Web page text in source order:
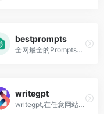
bestprompts
全网最全的Prompts网站,提供精选最好的Prompts,能够适配GPT3.5、GPT4、通义千问、文心一言、讯飞星火等大模型。
writegpt
writegpt,在任意网站使用chatgpt prompt提示词助手插件